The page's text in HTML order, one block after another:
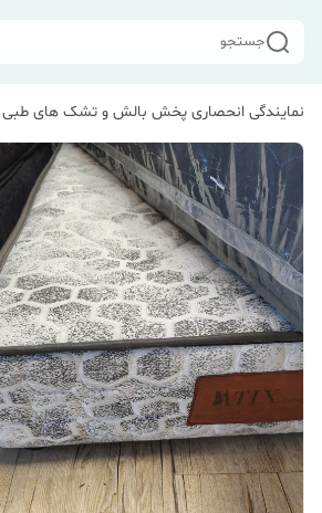
جستجو
نمایندگی انحصاری پخش بالش و تشک های طبی